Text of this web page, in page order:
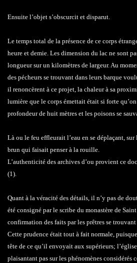
Ensuite l’objet s’obscurcit et disparut.
Le temps total de la présence de ce corps
heure et demie. Les dimension du lac ne sont
longueur sur un kilomètres de largeur. Au
des pécheurs se trouvant dans leurs barque
il renoncèrent à ce projet, la chaleur à sa
lumière que le corps émettait était si forte
profondeur de huit mètres et les poisons se
Là ou le feu effleurait l’eau en se déplaçant,
brun qui faisait penser à la rouille.
L’authenticité des archives d’ou provient ce
(1).
Quant à la véracité des détails, il n’y pas de
été consigné par le scribe du monastère de
confirmation des faits par les prêtres se
Cette prudence était tout à fait normale,
tête de ce qu’il envoyait aux supérieurs;
plaisantant pas sur les phénomènes considérés